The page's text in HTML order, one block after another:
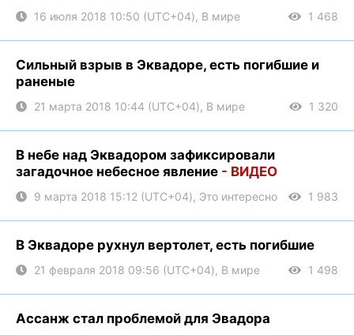
16 июля 2018 10:50 (UTC+04), В мире 1 468
Сильный взрыв в Эквадоре, есть погибшие и
раненые
21 марта 2018 10:44 (UTC+04), В мире 1 320
В небе над Эквадором зафиксировали
загадочное небесное явление - ВИДЕО
9 марта 2018 15:12 (UTC+04), Это интересно 1 983
В Эквадоре рухнул вертолет, есть погибшие
21 февраля 2018 09:56 (UTC+04), В мире 1 498
Ассанж стал проблемой для Эвадора